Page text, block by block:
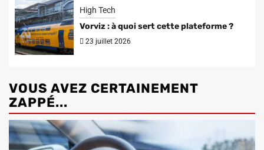
High Tech
Vorviz : à quoi sert cette plateforme ?
23 juillet 2026
VOUS AVEZ CERTAINEMENT
ZAPPÉ...